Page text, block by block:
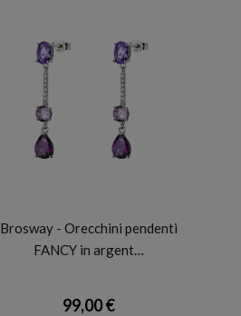
Brosway - Orecchini pendenti
FANCY in argent…
99,00 €